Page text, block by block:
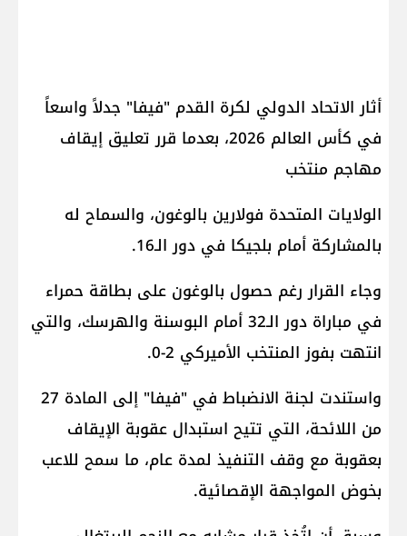
أثار الاتحاد الدولي لكرة القدم "فيفا" جدلاً واسعاً
في كأس العالم 2026، بعدما قرر تعليق إيقاف
مهاجم منتخب
الولايات المتحدة فولارين بالوغون، والسماح له
بالمشاركة أمام بلجيكا في دور الـ16.
وجاء القرار رغم حصول بالوغون على بطاقة حمراء
في مباراة دور الـ32 أمام البوسنة والهرسك، والتي
انتهت بفوز المنتخب الأميركي 2-0.
واستندت لجنة الانضباط في "فيفا" إلى المادة 27
من اللائحة، التي تتيح استبدال عقوبة الإيقاف
بعقوبة مع وقف التنفيذ لمدة عام، ما سمح للاعب
بخوض المواجهة الإقصائية.